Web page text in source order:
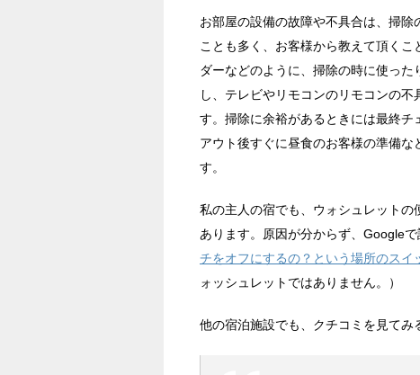
お部屋の設備の故障や不具合は、掃
ことも多く、お客様から教えて頂く
ダーなどのように、掃除の時に使っ
し、テレビやリモコンのリモコンの
す。掃除に余裕があるときには最終
アウト後すぐに昼食のお客様の準備
す。
私の主人の宿でも、ウォシュレット
あります。原因が分からず、Googleで
チをオフにするの？という場所のスイ
ォッシュレットではありません。）
他の宿泊施設でも、クチコミを見てみ